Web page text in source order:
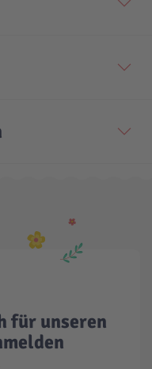
für unseren